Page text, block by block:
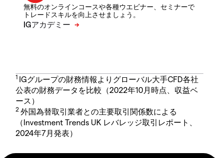
無料のオンラインコースや各種ウエビナー、セミナーで
トレードスキルを向上させましょう。
1 IGグループの財務情報よりグローバル大手CFD各社
公表の財務データを比較（2022年10月時点、収益ベ
ース）
2 外国為替取引業者との主要取引関係数による
（Investment Trends UK レバレッジ取引レポート、
2024年7月発表）